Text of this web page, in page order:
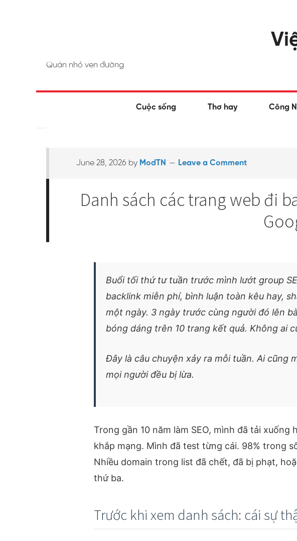
Quán nhỏ ven đường
Cuộc sống Thơ hay Công
June 28, 2026 by ModTN Leave a Comment
Danh sách các trang web đi
Buổi tối thứ tư tuần trước mình lướt group
backlink miễn phí, bình luận toàn kêu hay,
một ngày. 3 ngày trước cùng người đó lên
bóng dáng trên 10 trang kết quả. Không ai
Đây là câu chuyện xảy ra mỗi tuần. Ai cũng
mọi người đều bị lừa.
Trong gần 10 năm làm SEO, mình đã tải
khắp mạng. Mình đã test từng cái. 98% trong
Nhiều domain trong list đã chết, đã bị phạt,
thứ ba.
Trước khi xem danh sách: cái sự